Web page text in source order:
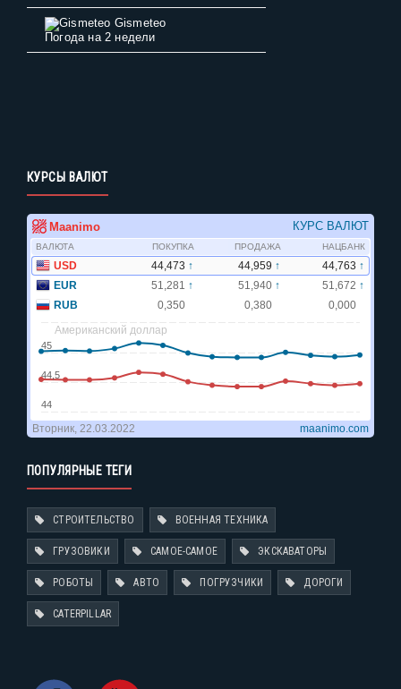
Gismeteo
Погода на 2 недели
КУРСЫ ВАЛЮТ
ПОПУЛЯРНЫЕ ТЕГИ
СТРОИТЕЛЬСТВО ВОЕННАЯ ТЕХНИКА
ГРУЗОВИКИ САМОЕ-САМОЕ ЭКСКАВАТОРЫ
РОБОТЫ АВТО ПОГРУЗЧИКИ ДОРОГИ
CATERPILLAR